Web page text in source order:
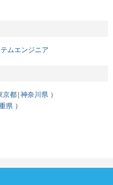
ムエンジニア
京都 神奈川県
県